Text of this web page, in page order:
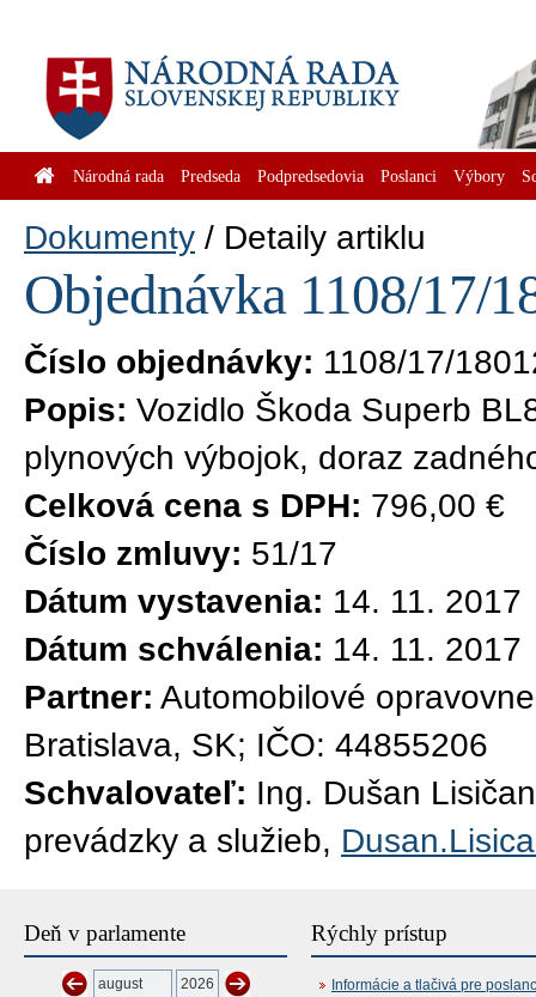
Národná rada Predseda Podpredsedovia Poslanci Výbory
Dokumenty Detaily artiklu
Objednávka 1108/17/
Číslo objednávky: 1108/17/
Popis: Vozidlo Škoda Superb
plynových výbojok, doraz
Celková cena s DPH: 796,00 €
Číslo zmluvy: 51/17
Dátum vystavenia: 14. 11. 2017
Dátum schválenia: 14. 11. 2017
Partner: Automobilové
Bratislava, SK; IČO: 44855206
Schvalovateľ: Ing. Dušan
prevádzky a služieb,
Deň v parlamente Rýchly prístup
Informácie a tlačivá pre